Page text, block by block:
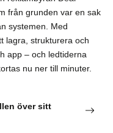
från grunden var en sak
systemen. Med
lagra, strukturera och
app – och ledtiderna
nu ner till minuter.
över sitt